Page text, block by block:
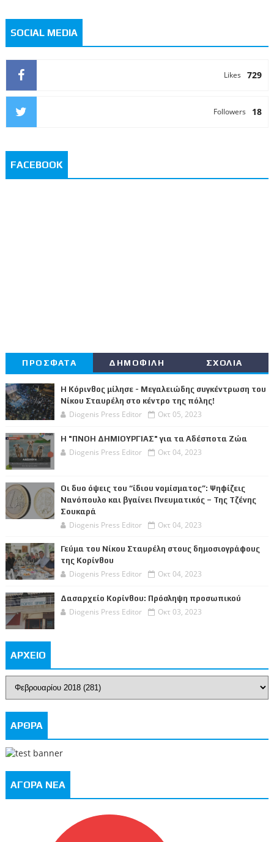
SOCIAL MEDIA
729
Likes
18
Followers
FACEBOOK
ΠΡΟΣΦΑΤΑ ΔΗΜΟΦΙΛΗ ΣΧΟΛΙΑ
Η Κόρινθος μίλησε - Μεγαλειώδης συγκέντρωση του
Νίκου Σταυρέλη στο κέντρο της πόλης!
Diogenis Press Editor Οκτ 05, 2023
Η "ΠΝΟΗ ΔΗΜΙΟΥΡΓΙΑΣ" για τα Αδέσποτα Ζώα
Diogenis Press Editor Οκτ 04, 2023
Οι δυο όψεις του “ίδιου νομίσματος”: Ψηφίζεις
Νανόπουλο και βγαίνει Πνευματικός – Της Τζένης
Σουκαρά
Diogenis Press Editor Οκτ 04, 2023
Γεύμα του Νίκου Σταυρέλη στους δημοσιογράφους
της Κορίνθου
Diogenis Press Editor Οκτ 04, 2023
Δασαρχείο Κορίνθου: Πρόσληψη προσωπικού
Diogenis Press Editor Οκτ 03, 2023
ΑΡΧΕΙΟ
ΑΡΘΡΑ
ΑΓΟΡΑ ΝΕΑ